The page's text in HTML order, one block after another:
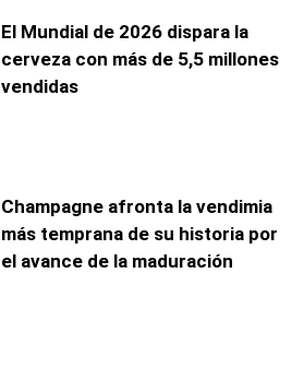
El Mundial de 2026 dispara la
cerveza con más de 5,5 millones
vendidas
Champagne afronta la vendimia
más temprana de su historia por
el avance de la maduración